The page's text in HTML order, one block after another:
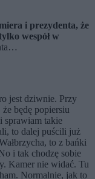
i prezydenta, że
wespół w
jest dziwnie. Przy
będę popiersiu
sprawiam takie
to dalej puścili już
to z bańki
i tak chodzę sobie
Kamer nie widać. Tu
Normalnie, jak to